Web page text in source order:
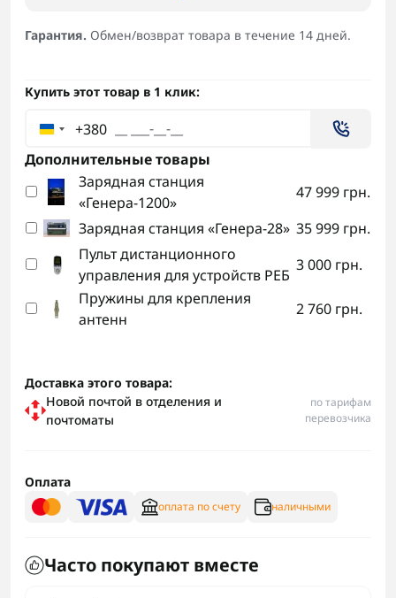
Гарантия. Обмен/возврат товара в течение 14 дней.
Купить этот товар в 1 клик:
+380
Дополнительные товары
Зарядная станция
«Генера-1200»
47 999 грн.
Зарядная станция «Генера-28» 35 999 грн.
Пульт дистанционного
управления для устройств РЕБ
3 000 грн.
Пружины для крепления
антенн
2 760 грн.
Доставка этого товара:
Новой почтой в отделения и
почтоматы
по тарифам
перевозчика
Оплата
оплата по счету наличными
Часто покупают вместе